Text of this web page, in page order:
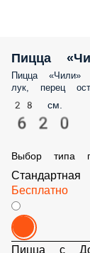
Пицца
Пицца «Чили»
помидоты,
тесто)
28 см.
620
Выбор
Бесплатно